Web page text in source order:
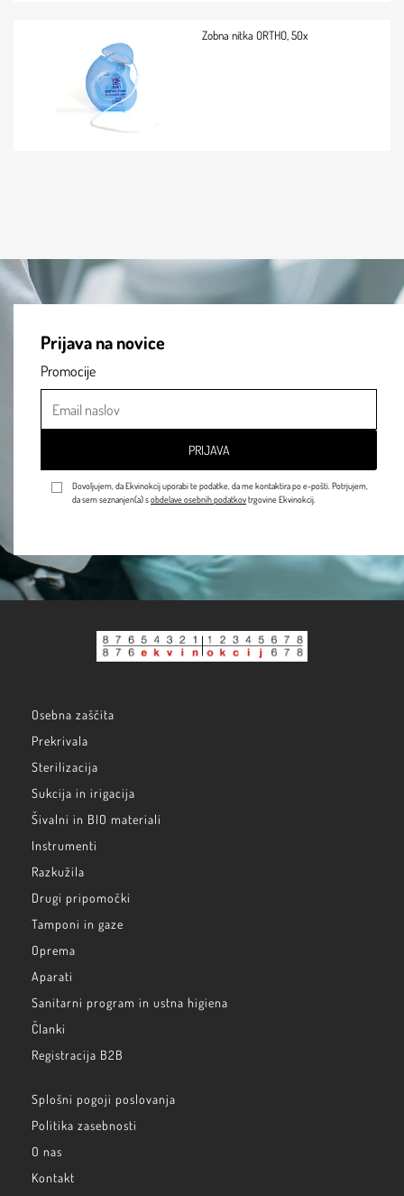
Zobna nitka ORTHO, 50x
Prijava na novice
Promocije
PRIJAVA
Dovoljujem, da Ekvinokcij uporabi te podatke, da me kontaktira po e-pošti. Potrjujem,
da sem seznanjen(a) sobdelave osebnih podatkovtrgovine Ekvinokcij.
Osebna zaščita
Prekrivala
Sterilizacija
Sukcija in irigacija
Šivalni in BIO materiali
Instrumenti
Razkužila
Drugi pripomočki
Tamponi in gaze
Oprema
Aparati
Sanitarni program in ustna higiena
Članki
Registracija B2B
Splošni pogoji poslovanja
Politika zasebnosti
O nas
Kontakt